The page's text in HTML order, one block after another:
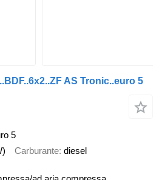
AS Tronic..euro 5
5
Carburante diesel